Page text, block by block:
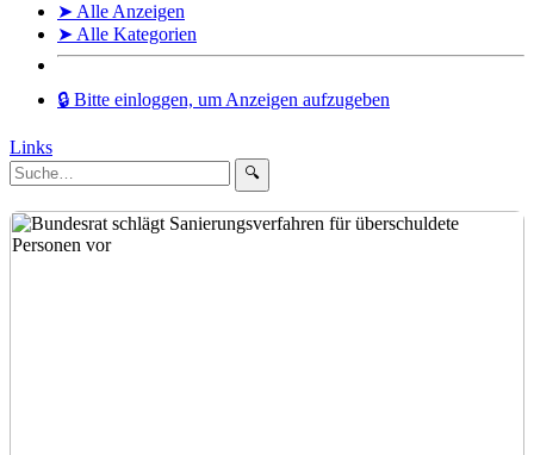
➤ Alle Anzeigen
➤ Alle Kategorien
🔒 Bitte einloggen, um Anzeigen aufzugeben
Links
🔍